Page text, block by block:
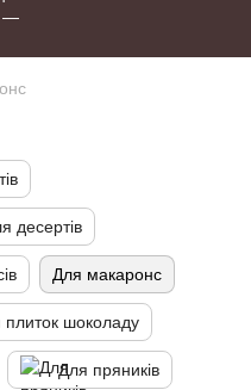
десертів
Для макаронс
плиток шоколаду
Для пряників